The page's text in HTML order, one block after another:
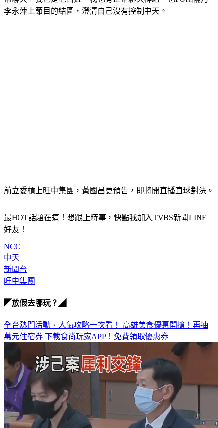
李永萍上節目的結圖，澄清自己沒有控制中天。
前立委槓上旺中集團，黃國昌更預告，即將開直播直球對決。
最HOT話題在這！想跟上時事，快點我加入TVBS新聞LINE
好友！
NCC
中天
新聞台
旺中集團
◤放假去哪玩？◢
全台熱門活動、人氣攻略一次看！ 高雄美食優惠開搶！再抽
萬元住宿券 下載食尚玩家APP！免費領取優惠券